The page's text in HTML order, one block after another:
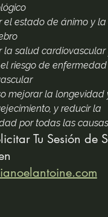
el estado de ánimo y
la salud cardiovascular
riesgo de enfermedad
mejorar la longevidad
y reducir la
por todas las
Tu Sesión de